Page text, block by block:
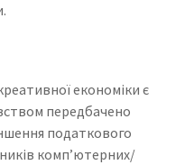
економіки є
передбачено
податкового
комп’ютерних/